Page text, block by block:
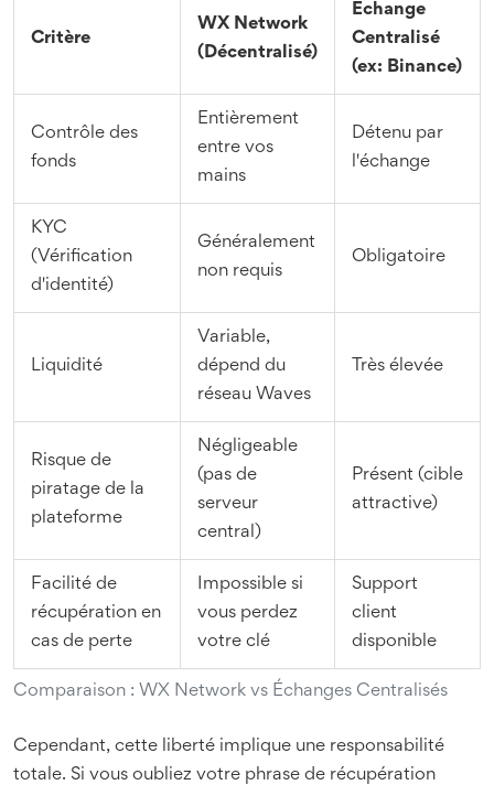
Comparaison : WX Network vs Échanges Centralisés
Critère
WX Network
(Décentralisé)
Échange
Centralisé
(ex: Binance)
Contrôle des
fonds
Entièrement
entre vos
mains
Détenu par
l'échange
KYC
(Vérification
d'identité)
Généralement
non requis
Obligatoire
Liquidité
Variable,
dépend du
réseau Waves
Très élevée
Risque de
piratage de la
plateforme
Négligeable
(pas de
serveur
central)
Présent (cible
attractive)
Facilité de
récupération en
cas de perte
Impossible si
vous perdez
votre clé
Support
client
disponible
Cependant, cette liberté implique une responsabilité
totale. Si vous oubliez votre phrase de récupération